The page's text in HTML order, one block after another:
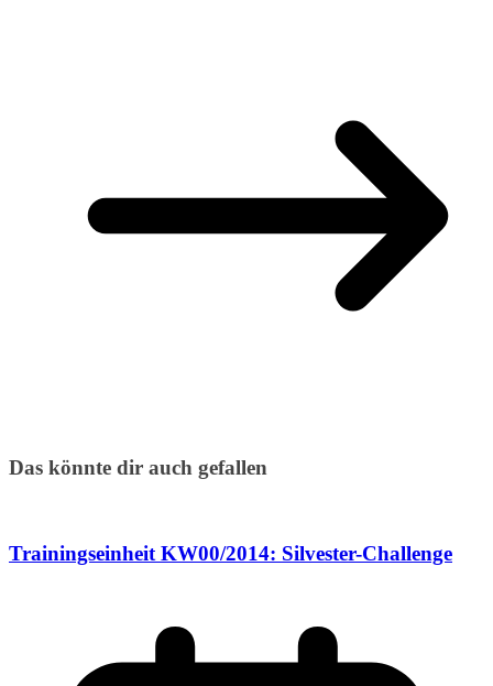
Das könnte dir auch gefallen
Trainingseinheit KW00/2014: Silvester-Challenge